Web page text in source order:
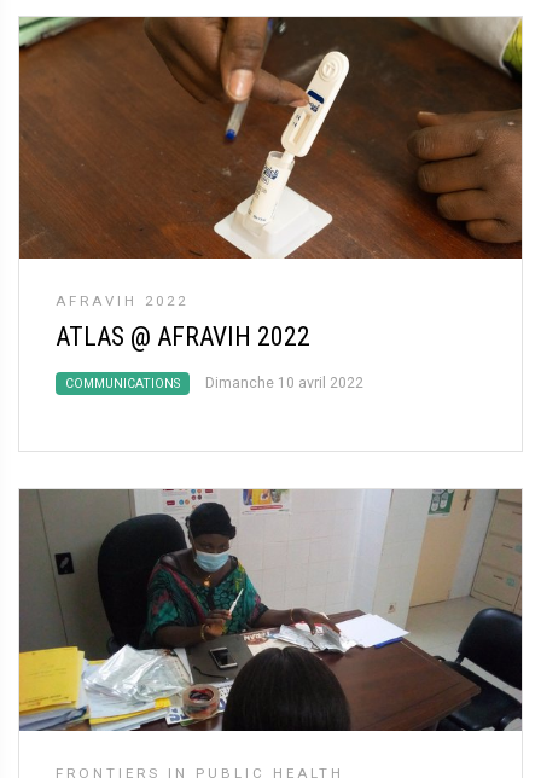
AFRAVIH 2022
ATLAS @ AFRAVIH 2022
COMMUNICATIONS Dimanche 10 avril 2022
FRONTIERS IN PUBLIC HEALTH